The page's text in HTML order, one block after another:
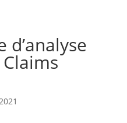
d’analyse